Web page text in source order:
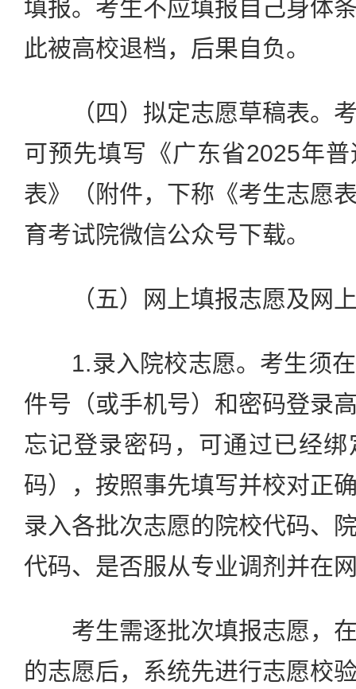
填报。考生不应填报自己身体
此被高校退档，后果自负。
（四）拟定志愿草稿表。考
可预先填写《广东省2025年
表》（附件，下称《考生志愿
育考试院微信公众号下载。
（五）网上填报志愿及网
1.录入院校志愿。考生须在
件号（或手机号）和密码登录
忘记登录密码，可通过已经
码），按照事先填写并校对正
录入各批次志愿的院校代码、
代码、是否服从专业调剂并在
考生需逐批次填报志愿，在
的志愿后，系统先进行志愿校